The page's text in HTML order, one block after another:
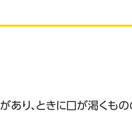
り、ときに口が渇くもの